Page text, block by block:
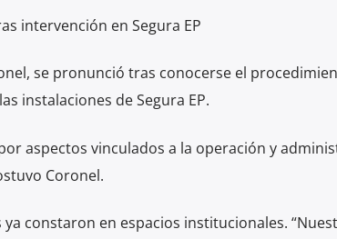
intervención en Segura EP
se pronunció tras conocerse el
instalaciones de Segura EP.
aspectos vinculados a la operación y
Coronel.
constaron en espacios institucionales.